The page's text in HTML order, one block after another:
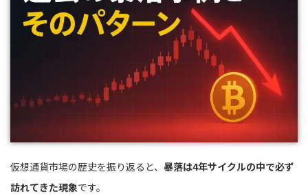
仮想通貨市場の歴史を振り返ると、 暴落は4年サイクルの中で必ず
訪れてきた現象です。